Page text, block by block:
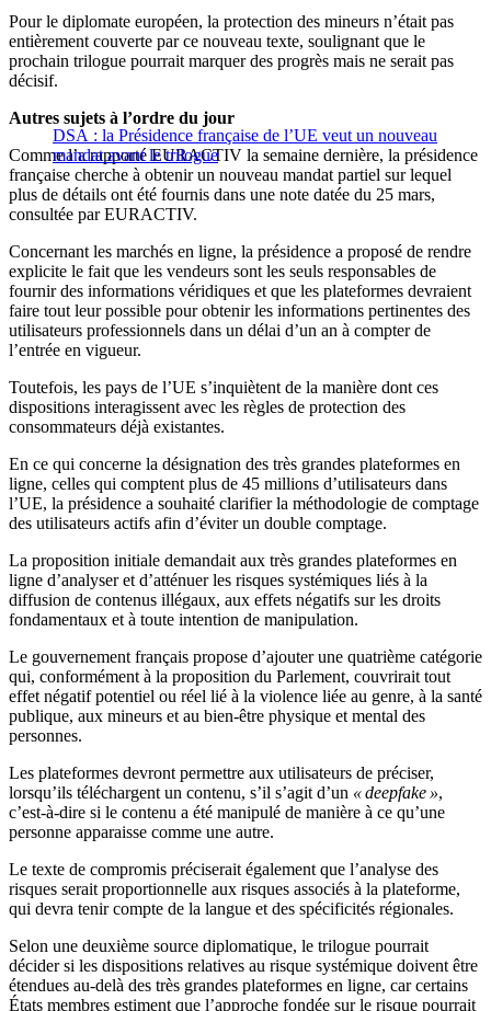
Pour le diplomate européen, la protection des mineurs n’était pas
entièrement couverte par ce nouveau texte, soulignant que le
prochain trilogue pourrait marquer des progrès mais ne serait pas
décisif.
DSA : la Présidence française de l’UE veut un nouveau
mandat avant le trilogue
Autres sujets à l’ordre du jour
Comme l’a rapporté EURACTIV la semaine dernière, la présidence
française cherche à obtenir un nouveau mandat partiel sur lequel
plus de détails ont été fournis dans une note datée du 25 mars,
consultée par EURACTIV.
Concernant les marchés en ligne, la présidence a proposé de rendre
explicite le fait que les vendeurs sont les seuls responsables de
fournir des informations véridiques et que les plateformes devraient
faire tout leur possible pour obtenir les informations pertinentes des
utilisateurs professionnels dans un délai d’un an à compter de
l’entrée en vigueur.
Toutefois, les pays de l’UE s’inquiètent de la manière dont ces
dispositions interagissent avec les règles de protection des
consommateurs déjà existantes.
En ce qui concerne la désignation des très grandes plateformes en
ligne, celles qui comptent plus de 45 millions d’utilisateurs dans
l’UE, la présidence a souhaité clarifier la méthodologie de comptage
des utilisateurs actifs afin d’éviter un double comptage.
La proposition initiale demandait aux très grandes plateformes en
ligne d’analyser et d’atténuer les risques systémiques liés à la
diffusion de contenus illégaux, aux effets négatifs sur les droits
fondamentaux et à toute intention de manipulation.
Le gouvernement français propose d’ajouter une quatrième catégorie
qui, conformément à la proposition du Parlement, couvrirait tout
effet négatif potentiel ou réel lié à la violence liée au genre, à la santé
publique, aux mineurs et au bien-être physique et mental des
personnes.
Les plateformes devront permettre aux utilisateurs de préciser,
lorsqu’ils téléchargent un contenu, s’il s’agit d’un « deepfake »,
c’est-à-dire si le contenu a été manipulé de manière à ce qu’une
personne apparaisse comme une autre.
Le texte de compromis préciserait également que l’analyse des
risques serait proportionnelle aux risques associés à la plateforme,
qui devra tenir compte de la langue et des spécificités régionales.
Selon une deuxième source diplomatique, le trilogue pourrait
décider si les dispositions relatives au risque systémique doivent être
étendues au-delà des très grandes plateformes en ligne, car certains
États membres estiment que l’approche fondée sur le risque pourrait